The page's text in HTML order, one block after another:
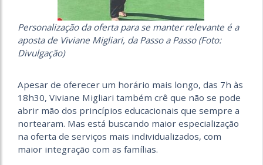
Personalização da oferta para se manter relevante é a
aposta de Viviane Migliari, da Passo a Passo (Foto:
Divulgação)
Apesar de oferecer um horário mais longo, das 7h às
18h30, Viviane Migliari também crê que não se pode
abrir mão dos princípios educacionais que sempre a
nortearam. Mas está buscando maior especialização
na oferta de serviços mais individualizados, com
maior integração com as famílias.